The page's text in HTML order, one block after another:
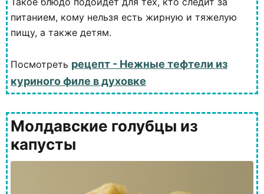
питанием, кому нельзя есть жирную и тяжелую
пищу, а также детям.
Посмотреть рецепт - Нежные тефтели из
куриного филе в духовке
Молдавские голубцы из
капусты